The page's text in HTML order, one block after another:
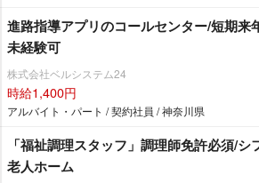
進路指導アプリのコールセンター/短期来
未経験可
株式会社ベルシステム24
時給1,400円
アルバイト・パート / 契約社員 / 神奈川県
「福祉調理スタッフ」調理師免許必須/
老人ホーム